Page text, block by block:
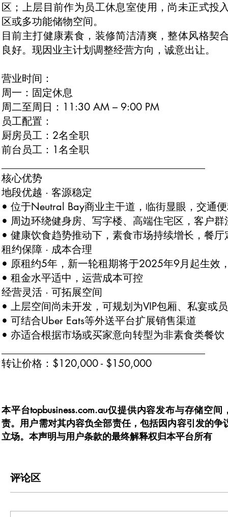
区；上层目前作为员工休息室使用，尚未正式投
区或多功能储物空间。
目前主打健康素食，装修简洁清爽，整体风格契
良好。现因业主计划调整经营方向，诚意出让。
营业时间：
周一：固定休息
周二至周日：11:30 AM – 9:00 PM
员工配置：
厨房员工：2名全职
前台员工：1名全职
核心优势
地段优越 · 客源稳定
• 位于Neutral Bay商业主干道，临街显眼，交通
• 周边环绕健身房、写字楼、高端住宅区，客户
• 健康饮食趋势推动下，素食市场持续增长，餐
租约保障 · 成本合理
• 原租约5年，新一轮租期将于2025年9月起生效
• 租金水平适中，运营成本可控
经营灵活 · 可拓展空间
• 上层空间尚未开发，可规划为VIP包厢、私宴或
• 可结合Uber Eats等外送平台扩展销售渠道
• 亦适合根据市场或买家意向转型为非素食类餐
转让价格：$120,000 - $150,000
本平台topbusiness.com.au仅提供内容发布与存储空
责。用户需对其内容负全部责任，包括因内容引发的
立场。本声明与用户条款的最终解释权归本平台所有
评论区